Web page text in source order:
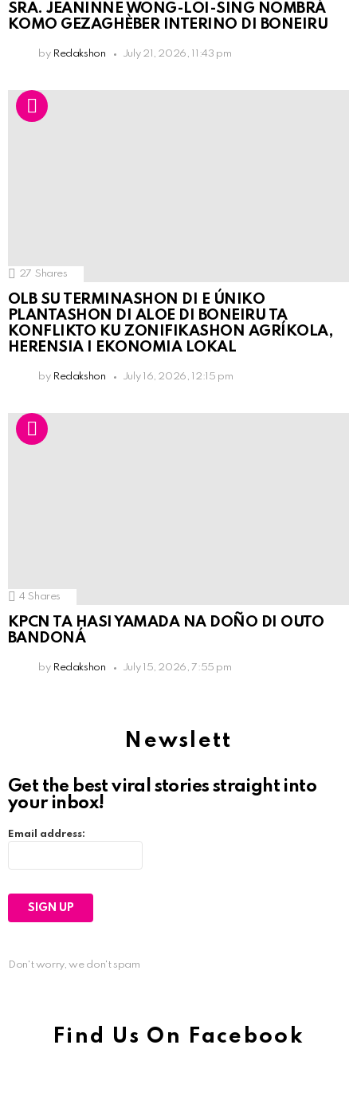
SRA. JEANINNE WONG-LOI-SING NOMBRÁ
KOMO GEZAGHÈBER INTERINO DI BONEIRU
by Redakshon July 21, 2026, 11:43 pm
27 Shares
OLB SU TERMINASHON DI E ÚNIKO
PLANTASHON DI ALOE DI BONEIRU TA
KONFLIKTO KU ZONIFIKASHON AGRÍKOLA,
HERENSIA I EKONOMIA LOKAL
by Redakshon July 16, 2026, 12:15 pm
4 Shares
KPCN TA HASI YAMADA NA DOÑO DI OUTO
BANDONÁ
by Redakshon July 15, 2026, 7:55 pm
Newslett
Get the best viral stories straight into
your inbox!
Email address:
Don't worry, we don't spam
Find Us On Facebook